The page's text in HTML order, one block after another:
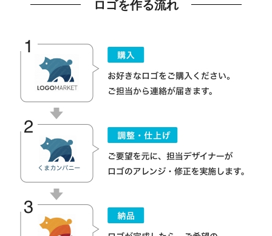
ロゴを作る流れ